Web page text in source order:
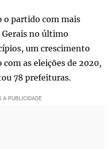
o partido com mais
no último
um crescimento
as eleições de 2020,
78 prefeituras.